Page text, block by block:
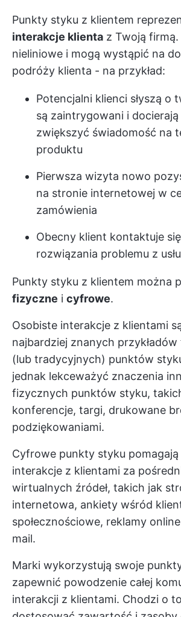
Punkty styku z klientem
interakcje klienta z Twoją firmą.
nieliniowe i mogą wystąpić na
podróży klienta - na przykład:
Potencjalni klienci słyszą o
są zaintrygowani i
zwiększyć świadomość na
produktu
Pierwsza wizyta nowo
na stronie internetowej w
zamówienia
Obecny klient kontaktuje
rozwiązania problemu z
Punkty styku z klientem można
fizyczne i cyfrowe.
Osobiste interakcje z klientami
najbardziej znanych
(lub tradycyjnych) punktów
jednak lekceważyć znaczenia
fizycznych punktów styku,
konferencje, targi, drukowane
podziękowaniami.
Cyfrowe punkty styku pomagają
interakcje z klientami za
wirtualnych źródeł, takich jak
internetowa, ankiety wśród
społecznościowe, reklamy
mail.
Marki wykorzystują swoje
zapewnić powodzenie całej
interakcji z klientami. Chodzi o